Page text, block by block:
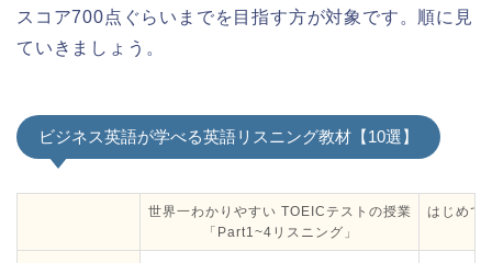
スコア700点ぐらいまでを目指す方が対象です。順に見
ていきましょう。
ビジネス英語が学べる英語リスニング教材【10選】
世界一わかりやすい TOEICテストの授業
「Part1~4リスニング」
はじめて